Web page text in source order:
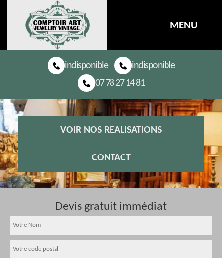
MENU
indisponible
indisponible
07 78 27 14 81
VOIR NOS REALISATIONS
CONTACT
Devis gratuit immédiat